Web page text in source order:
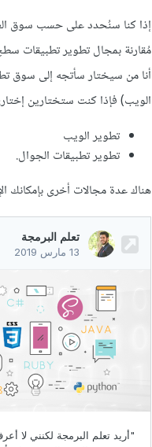
أنا من سيختار سأتجه إلى سوق
الويب) فإذا كنت ستختارين
تطوير الويب
تطوير تطبيقات الجوال.
هناك عدة مجالات أخرى بإمكانك